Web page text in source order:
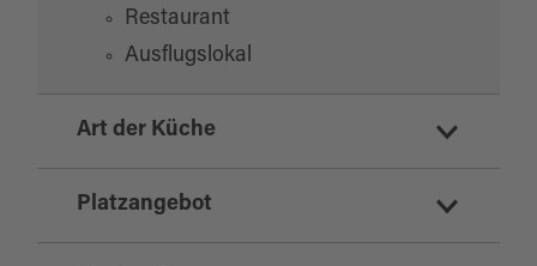
Restaurant
Ausflugslokal
Art der Küche
deutsch
mediterran
Platzangebot